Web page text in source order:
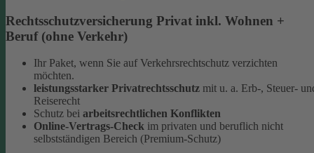
Rechtsschutzversicherung Privat inkl. Wohnen +
Beruf (ohne Verkehr)
Ihr Paket, wenn Sie auf Verkehrsrechtschutz verzichten
möchten.
leistungsstarker Privatrechtsschutz mit u. a. Erb-, Steuer-
Reiserecht
Schutz bei arbeitsrechtlichen Konflikten
Online-Vertrags-Check im privaten und beruflich nicht
selbstständigen Bereich (Premium-Schutz)